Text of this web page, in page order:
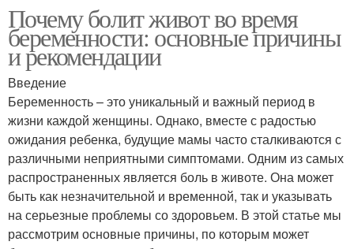
Почему болит живот во время
беременности: основные причины
и рекомендации
Введение
Беременность – это уникальный и важный период в
жизни каждой женщины. Однако, вместе с радостью
ожидания ребенка, будущие мамы часто сталкиваются с
различными неприятными симптомами. Одним из самых
распространенных является боль в животе. Она может
быть как незначительной и временной, так и указывать
на серьезные проблемы со здоровьем. В этой статье мы
рассмотрим основные причины, по которым может